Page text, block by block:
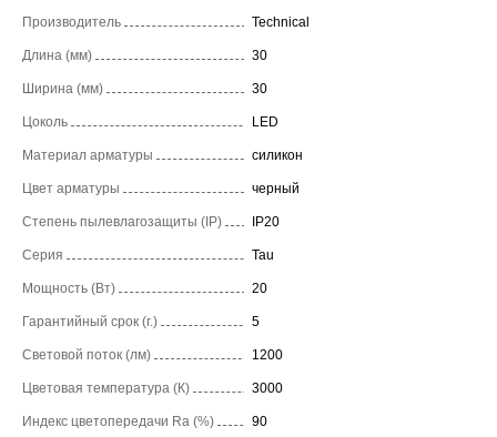
Производитель Technical
Длина (мм) 30
Ширина (мм) 30
Цоколь LED
Материал арматуры силикон
Цвет арматуры черный
Степень пылевлагозащиты (IP) IP20
Серия Tau
Мощность (Вт) 20
Гарантийный срок (г.) 5
Световой поток (лм) 1200
Цветовая температура (К) 3000
Индекс цветопередачи Ra (%) 90